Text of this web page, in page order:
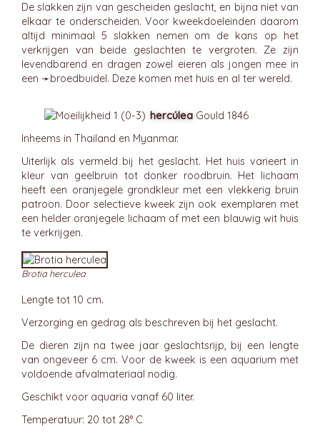
De slakken zijn van gescheiden geslacht, en bijna niet van
elkaar te onderscheiden. Voor kweekdoeleinden daarom
altijd minimaal 5 slakken nemen om de kans op het
verkrijgen van beide geslachten te vergroten. Ze zijn
levendbarend en dragen zowel eieren als jongen mee in
een ➛broedbuidel. Deze komen met huis en al ter wereld.
hercúlea Gould 1846
Inheems in Thailand en Myanmar.
Uiterlijk als vermeld bij het geslacht. Het huis varieert in
kleur van geelbruin tot donker roodbruin. Het lichaam
heeft een oranjegele grondkleur met een vlekkerig bruin
patroon. Door selectieve kweek zijn ook exemplaren met
een helder oranjegele lichaam of met een blauwig wit huis
te verkrijgen.
Brotia herculea
Lengte tot 10 cm.
Verzorging en gedrag als beschreven bij het geslacht.
De dieren zijn na twee jaar geslachtsrijp, bij een lengte
van ongeveer 6 cm. Voor de kweek is een aquarium met
voldoende afvalmateriaal nodig.
Geschikt voor aquaria vanaf 60 liter.
Temperatuur: 20 tot 28° C